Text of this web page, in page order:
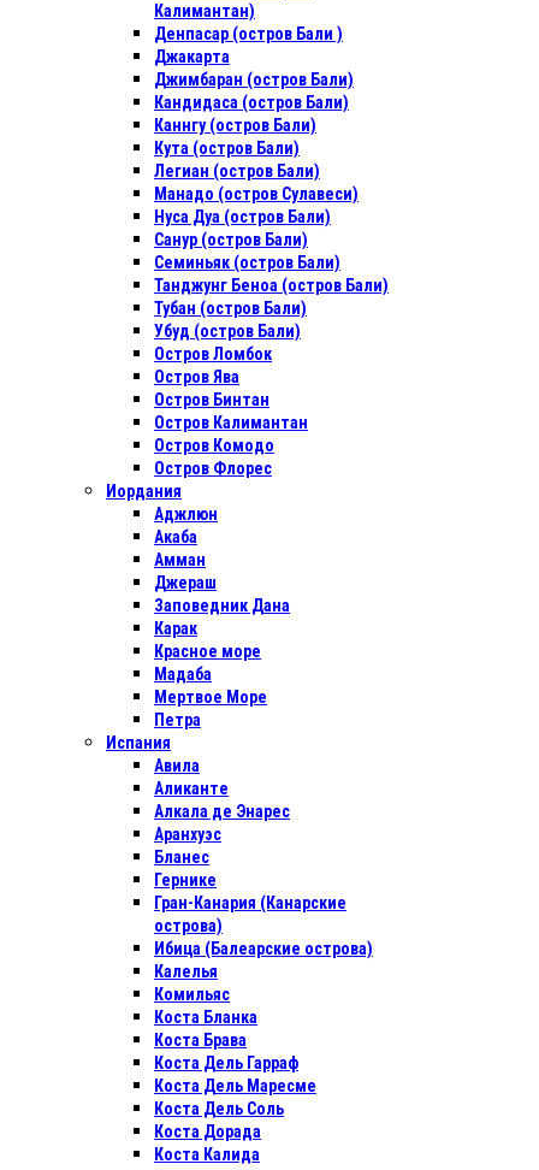
Калимантан)
Денпасар (остров Бали )
Джакарта
Джимбаран (остров Бали)
Кандидаса (остров Бали)
Каннгу (остров Бали)
Кута (остров Бали)
Легиан (остров Бали)
Манадо (остров Сулавеси)
Нуса Дуа (остров Бали)
Санур (остров Бали)
Семиньяк (остров Бали)
Танджунг Беноа (остров Бали)
Тубан (остров Бали)
Убуд (остров Бали)
Остров Ломбок
Остров Ява
Остров Бинтан
Остров Калимантан
Остров Комодо
Остров Флорес
Иордания
Аджлюн
Акаба
Амман
Джераш
Заповедник Дана
Карак
Красное море
Мадаба
Мертвое Море
Петра
Испания
Авила
Аликанте
Алкала де Энарес
Аранхуэс
Бланес
Гернике
Гран-Канария (Канарские
острова)
Ибица (Балеарские острова)
Калелья
Комильяс
Коста Бланка
Коста Брава
Коста Дель Гарраф
Коста Дель Маресме
Коста Дель Соль
Коста Дорада
Коста Калида